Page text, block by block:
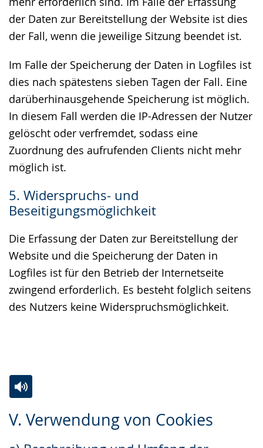
der Daten zur Bereitstellung der Website ist dies
der Fall, wenn die jeweilige Sitzung beendet ist.
Im Falle der Speicherung der Daten in Logfiles ist
dies nach spätestens sieben Tagen der Fall. Eine
darüberhinausgehende Speicherung ist möglich.
In diesem Fall werden die IP-Adressen der Nutzer
gelöscht oder verfremdet, sodass eine
Zuordnung des aufrufenden Clients nicht mehr
möglich ist.
5. Widerspruchs- und
Beseitigungsmöglichkeit
Die Erfassung der Daten zur Bereitstellung der
Website und die Speicherung der Daten in
Logfiles ist für den Betrieb der Internetseite
zwingend erforderlich. Es besteht folglich seitens
des Nutzers keine Widerspruchsmöglichkeit.
V. Verwendung von Cookies
Leichten
Audio-
Video